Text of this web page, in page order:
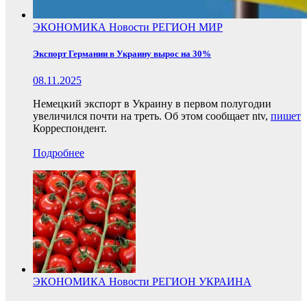
ЭКОНОМИКА Новости РЕГИОН МИР
Экспорт Германии в Украину вырос на 30%
08.11.2025
Немецкий экспорт в Украину в первом полугодии
увеличился почти на треть. Об этом сообщает ntv, пишет
Корреспондент.
Подробнее
ЭКОНОМИКА Новости РЕГИОН УКРАИНА